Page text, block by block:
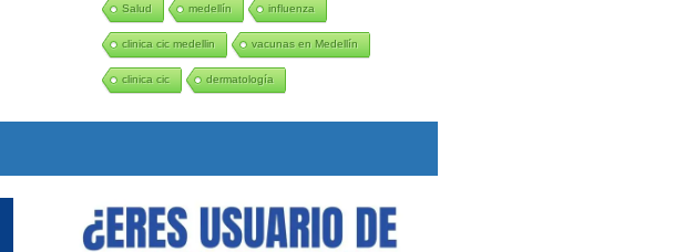
Salud medellín influenza
clinica cic medellin vacunas en Medellín
clinica cic dermatología